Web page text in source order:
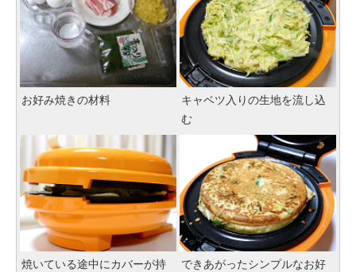
お好み焼きの材料
キャベツ入りの生地を流し込
む
焼いている途中にカバーが持
できあがったシンプルなお好